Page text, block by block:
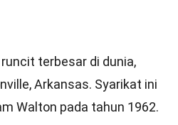
terbesar di dunia,
Arkansas. Syarikat ini
Walton pada tahun 1962.